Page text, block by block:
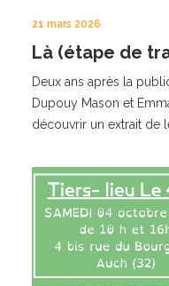
21 mars 2026
Là (étape de
Deux ans après la
Dupouy Mason et
découvrir un extrait de